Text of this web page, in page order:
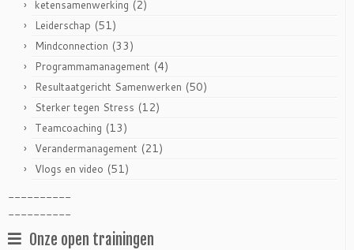
ketensamenwerking (2)
Leiderschap (51)
Mindconnection (33)
Programmamanagement (4)
Resultaatgericht Samenwerken (50)
Sterker tegen Stress (12)
Teamcoaching (13)
Verandermanagement (21)
Vlogs en video (51)
----------
----------
Onze open trainingen